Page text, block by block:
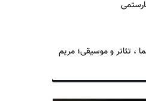
سینما ، تئاتر و موسیقی؛ مریم